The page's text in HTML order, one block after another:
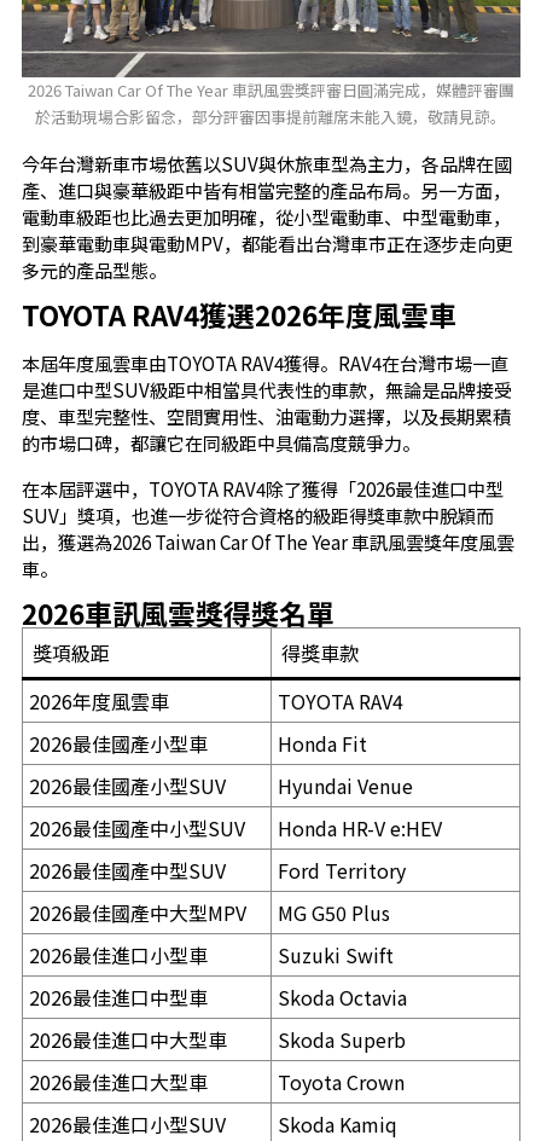
2026 Taiwan Car Of The Year 車訊風雲獎評審日圓滿完成，媒體評審團
於活動現場合影留念，部分評審因事提前離席未能入鏡，敬請見諒。
今年台灣新車市場依舊以SUV與休旅車型為主力，各品牌在國
產、進口與豪華級距中皆有相當完整的產品布局。另一方面，
電動車級距也比過去更加明確，從小型電動車、中型電動車，
到豪華電動車與電動MPV，都能看出台灣車市正在逐步走向更
多元的產品型態。
TOYOTA RAV4獲選2026年度風雲車
本屆年度風雲車由TOYOTA RAV4獲得。RAV4在台灣市場一直
是進口中型SUV級距中相當具代表性的車款，無論是品牌接受
度、車型完整性、空間實用性、油電動力選擇，以及長期累積
的市場口碑，都讓它在同級距中具備高度競爭力。
在本屆評選中，TOYOTA RAV4除了獲得「2026最佳進口中型
SUV」獎項，也進一步從符合資格的級距得獎車款中脫穎而
出，獲選為2026 Taiwan Car Of The Year 車訊風雲獎年度風雲
車。
2026車訊風雲獎得獎名單
獎項級距
得獎車款
2026年度風雲車
TOYOTA RAV4
2026最佳國產小型車
Honda Fit
2026最佳國產小型SUV
Hyundai Venue
2026最佳國產中小型SUV
Honda HR-V e:HEV
2026最佳國產中型SUV
Ford Territory
2026最佳國產中大型MPV
MG G50 Plus
2026最佳進口小型車
Suzuki Swift
2026最佳進口中型車
Skoda Octavia
2026最佳進口中大型車
Skoda Superb
2026最佳進口大型車
Toyota Crown
2026最佳進口小型SUV
Skoda Kamiq